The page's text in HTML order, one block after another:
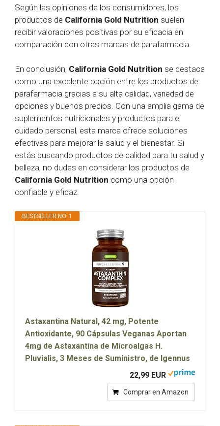
Según las opiniones de los consumidores, los
productos de California Gold Nutrition suelen
recibir valoraciones positivas por su eficacia en
comparación con otras marcas de parafarmacia.
En conclusión, California Gold Nutrition se destaca
como una excelente opción entre los productos de
parafarmacia gracias a su alta calidad, variedad de
opciones y buenos precios. Con una amplia gama de
suplementos nutricionales y productos para el
cuidado personal, esta marca ofrece soluciones
efectivas para mejorar la salud y el bienestar. Si
estás buscando productos de calidad para tu salud y
belleza, no dudes en considerar los productos de
California Gold Nutrition como una opción
confiable y eficaz.
BESTSELLER NO. 1
Astaxantina Natural, 42 mg, Potente
Antioxidante, 90 Cápsulas Veganas Aportan
4mg de Astaxantina de Microalgas H.
Pluvialis, 3 Meses de Suministro, de Igennus
22,99 EUR
Comprar en Amazon